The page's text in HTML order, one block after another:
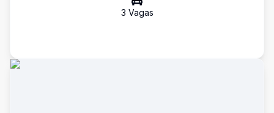
3 Vagas